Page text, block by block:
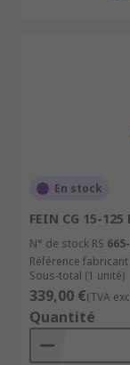
En stock
FEIN CG 15-
N° de stock RS
Référence fabricant
Sous-total (1 unité)
339,00 €(TVA
Quantité